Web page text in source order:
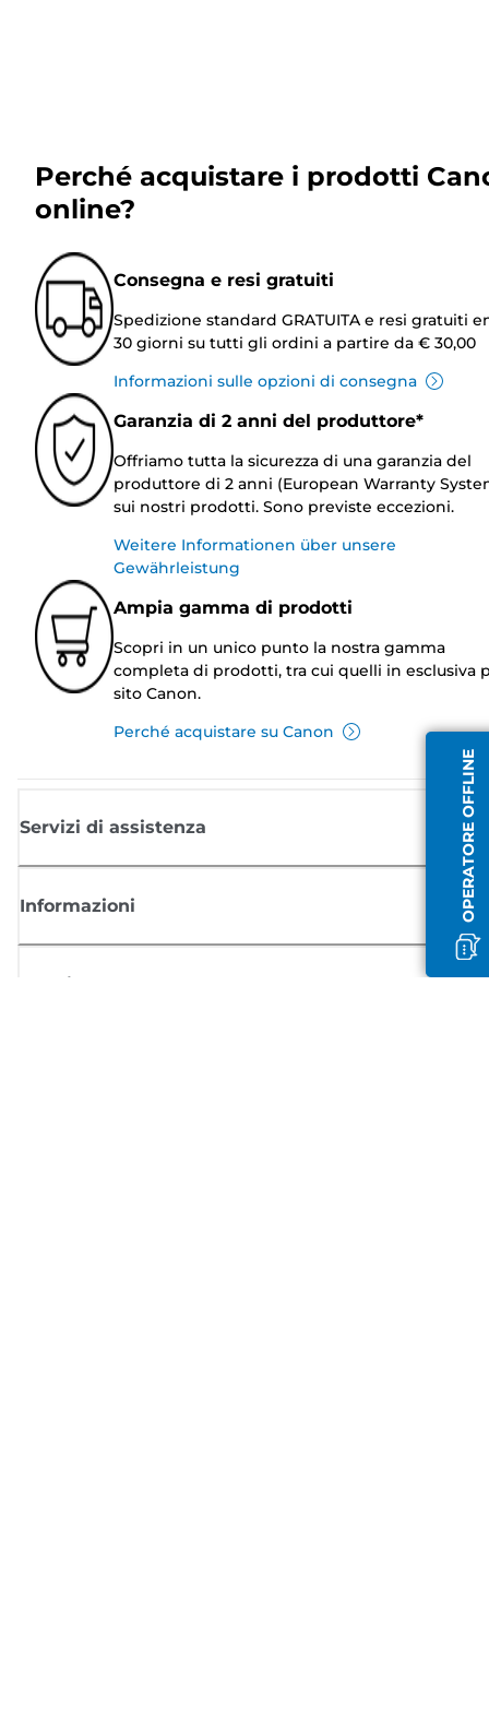
OPERATORE OFFLINE
Perché acquistare i prodotti
online?
Consegna e resi gratuiti
Spedizione standard GRATUITA e resi gratuiti
30 giorni su tutti gli ordini a partire da € 30,00
Informazioni sulle opzioni di consegna
Garanzia di 2 anni del produttore*
Offriamo tutta la sicurezza di una garanzia del
produttore di 2 anni (European Warranty
sui nostri prodotti. Sono previste eccezioni.
Weitere Informationen über unsere
Gewährleistung
Ampia gamma di prodotti
Scopri in un unico punto la nostra gamma
completa di prodotti, tra cui quelli in esclusiva
sito Canon.
Perché acquistare su Canon
Servizi di assistenza
Informazioni
Acquisto